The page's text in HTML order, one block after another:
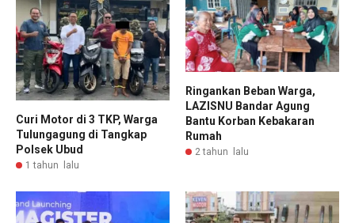
Curi Motor di 3 TKP, Warga
Tulungagung di Tangkap
Polsek Ubud
1 tahun lalu
Ringankan Beban Warga,
LAZISNU Bandar Agung
Bantu Korban Kebakaran
Rumah
2 tahun lalu